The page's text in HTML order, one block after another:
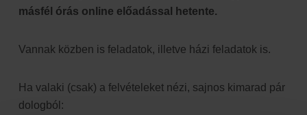
másfél órás online előadással hetente.
Vannak közben is feladatok, illetve házi feladatok is.
Ha valaki (csak) a felvételeket nézi, sajnos kimarad pár
dologból: